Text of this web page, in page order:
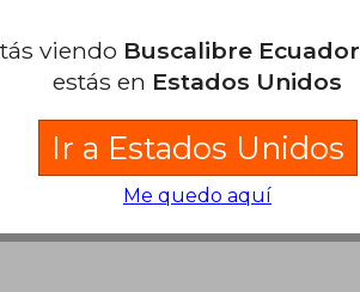
tu propia evaluación
viendo Buscalibre Ecuador
estás en Estados Unidos
Ir a Estados Unidos
Me quedo aquí